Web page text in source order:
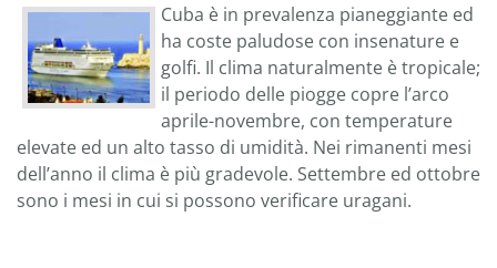
Cuba è in prevalenza pianeggiante ed
ha coste paludose con insenature e
golfi. Il clima naturalmente è tropicale;
il periodo delle piogge copre l’arco
aprile-novembre, con temperature
elevate ed un alto tasso di umidità. Nei rimanenti mesi
dell’anno il clima è più gradevole. Settembre ed ottobre
sono i mesi in cui si possono verificare uragani.